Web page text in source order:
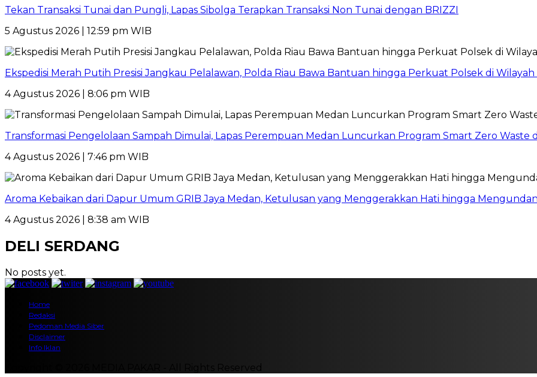
Tekan Transaksi Tunai dan Pungli, Lapas Sibolga Terapkan Transaksi Non Tunai dengan BRIZZI
5 Agustus 2026 | 12:59 pm WIB
Ekspedisi Merah Putih Presisi Jangkau Pelalawan, Polda Riau Bawa Bantuan hingga Perkuat Polsek di
4 Agustus 2026 | 8:06 pm WIB
Transformasi Pengelolaan Sampah Dimulai, Lapas Perempuan Medan Luncurkan Program Smart Zero Waste
4 Agustus 2026 | 7:46 pm WIB
Aroma Kebaikan dari Dapur Umum GRIB Jaya Medan, Ketulusan yang Menggerakkan Hati hingga
4 Agustus 2026 | 8:38 am WIB
DELI SERDANG
No posts yet.
Home
Redaksi
Pedoman Media Siber
Disclaimer
Info Iklan
Copyright © 2026 MEDIA PAKAR - All Rights Reserved